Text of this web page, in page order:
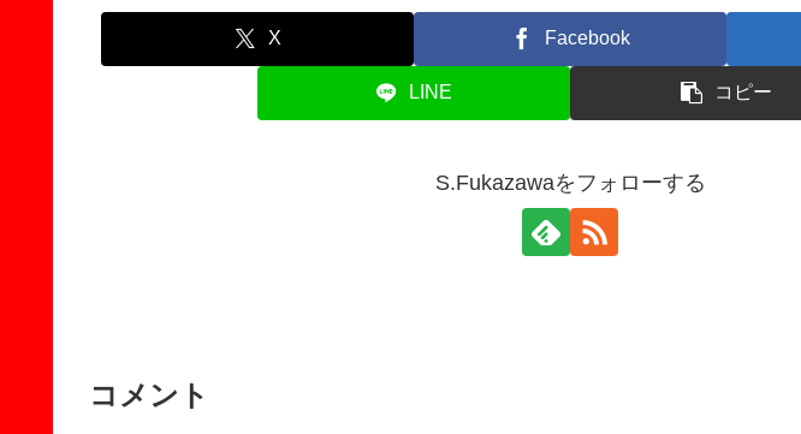
X Facebook
LINE コピー
S.Fukazawaをフォローする
コメント